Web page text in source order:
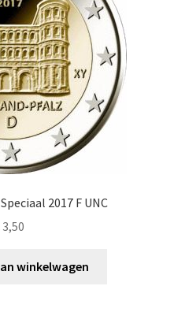
2017 F UNC
3,50
winkelwagen